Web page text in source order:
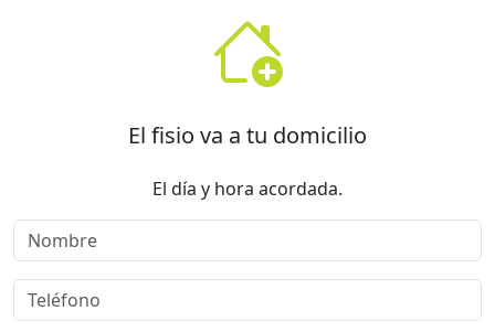
El fisio va a tu domicilio
El día y hora acordada.